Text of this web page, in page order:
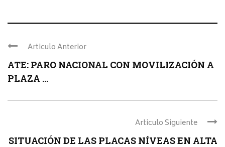
Articulo Anterior
ATE: PARO NACIONAL CON MOVILIZACIÓN A
PLAZA ...
Articulo Siguiente
SITUACIÓN DE LAS PLACAS NÍVEAS EN ALTA